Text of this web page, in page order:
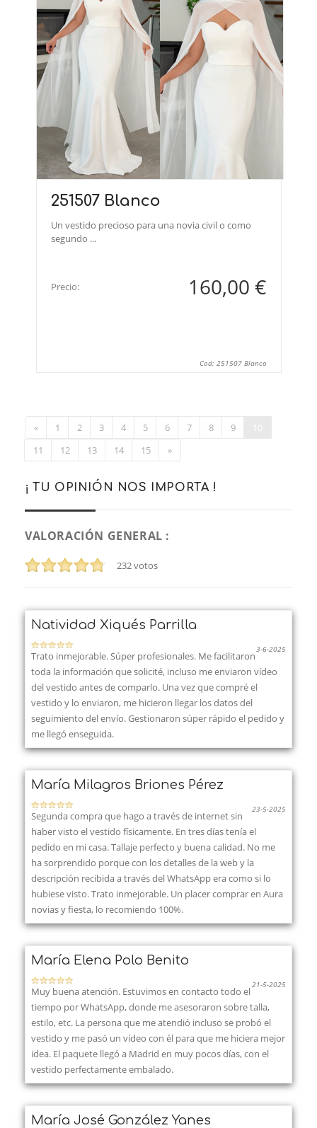
251507 Blanco
Un vestido precioso para una novia civil o como
segundo ...
Precio: 160,00 €
Cod: 251507 Blanco
« 1 2 3 4 5 6 7 8 9
11
12 13 14 15 »
¡ TU OPINIÓN NOS IMPORTA !
VALORACIÓN GENERAL :
232votos
Natividad Xiqués Parrilla
3-6-2025
Trato inmejorable. Súper profesionales. Me facilitaron
toda la información que solicité, incluso me enviaron vídeo
del vestido antes de comparlo. Una vez que compré el
vestido y lo enviaron, me hicieron llegar los datos del
seguimiento del envío. Gestionaron súper rápido el pedido y
me llegó enseguida.
María Milagros Briones Pérez
23-5-2025
Segunda compra que hago a través de internet sin
haber visto el vestido físicamente. En tres días tenía el
pedido en mi casa. Tallaje perfecto y buena calidad. No me
ha sorprendido porque con los detalles de la web y la
descripción recibida a través del WhatsApp era como si lo
hubiese visto. Trato inmejorable. Un placer comprar en Aura
novias y fiesta, lo recomiendo 100%.
María Elena Polo Benito
21-5-2025
Muy buena atención. Estuvimos en contacto todo el
tiempo por WhatsApp, donde me asesoraron sobre talla,
estilo, etc. La persona que me atendió incluso se probó el
vestido y me pasó un vídeo con él para que me hiciera mejor
idea. El paquete llegó a Madrid en muy pocos días, con el
vestido perfectamente embalado.
María José González Yanes